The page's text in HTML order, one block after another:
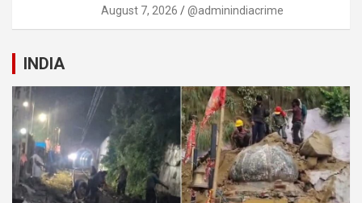
August 7, 2026 @adminindiacrime
INDIA